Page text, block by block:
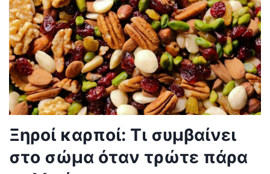
Ξηροί καρποί: Τι συμβαίνει
στο σώμα όταν τρώτε πάρα